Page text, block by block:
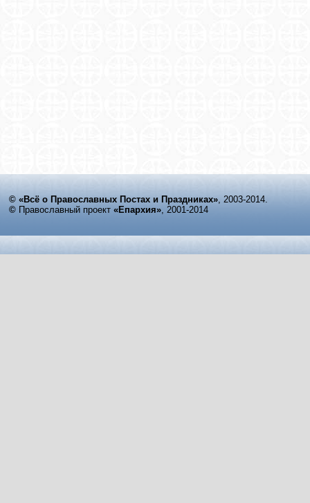
© «Всё о Православных Постах и Праздниках», 2003-2014.
© Православный проект «Епархия», 2001-2014